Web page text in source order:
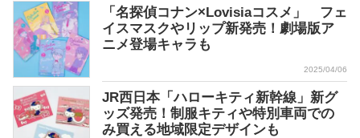
「名探偵コナン×Lovisiaコスメ」 フェ
イスマスクやリップ新発売！劇場版ア
ニメ登場キャラも
2025/04/06
JR西日本「ハローキティ新幹線」新グ
ッズ発売！制服キティや特別車両での
み買える地域限定デザインも